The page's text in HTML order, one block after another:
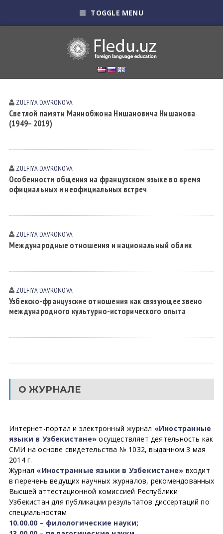
TOGGLE MENU
ZULFIYA DАVRONOVА
Светлой памяти Маннобжона Нишановича Нишанова
(1949– 2019)
ZULFIYA DАVRONOVА
Особенности общения на французском языке во время
официальных и неофициальных встреч
ZULFIYA DАVRONOVА
Международные отношения и национальный облик
ZULFIYA DАVRONOVА
Узбекско-французские отношения как связующее звено
международного культурно-исторического опыта
О ЖУРНАЛЕ
Интернет-портал и электронный журнал «Иностранные
языки в Узбекистане» осуществляет деятельность как
СМИ на основе свидетельства № 1032, выданном 3 мая
2014 г.
Журнал «Иностранные языки в Узбекистане» входит
в перечень ведущих научных журналов, рекомендованных
Высшей аттестационной комиссией Республики
Узбекистан для публикации результатов диссертаций по
специальностям
10.00.00 – филологические науки;